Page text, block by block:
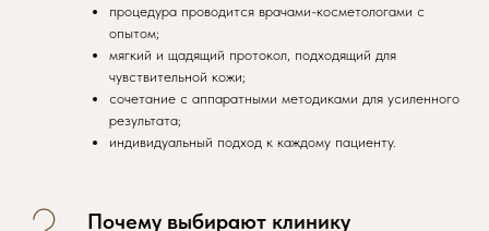
процедура проводится врачами-косметологами с
опытом;
мягкий и щадящий протокол, подходящий для
чувствительной кожи;
сочетание с аппаратными методиками для усиленного
результата;
индивидуальный подход к каждому пациенту.
Почему выбирают клинику